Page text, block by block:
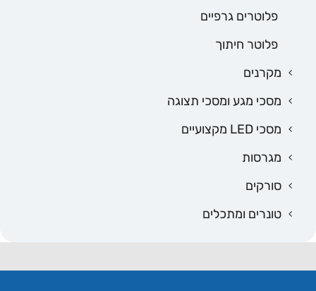
פלוטרים גרפיים
פלוטר חיתוך
מקרנים
מסכי מגע ומסכי תצוגה
מסכי LED מקצועיים
מגרסות
סורקים
טונרים ומתכלים